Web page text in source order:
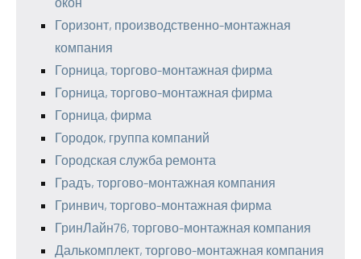
Горизонт, производственно-монтажная
компания
Горница, торгово-монтажная фирма
Горница, торгово-монтажная фирма
Горница, фирма
Городок, группа компаний
Городская служба ремонта
Градъ, торгово-монтажная компания
Гринвич, торгово-монтажная фирма
ГринЛайн76, торгово-монтажная компания
Далькомплект, торгово-монтажная компания